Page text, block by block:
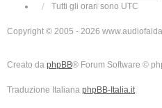
Tutti gli orari sono UTC
Copyright © 2005 - 2026
Creato da phpBB® Forum Software ©
Traduzione Italiana phpBB-Italia.it